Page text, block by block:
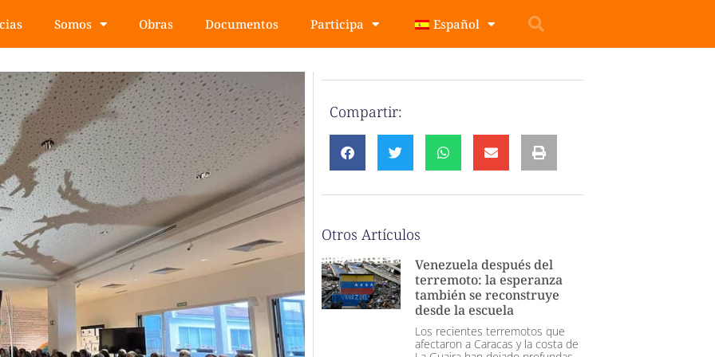
Somos Obras Documentos Participa Español
Compartir:
Otros Artículos
Venezuela después del
terremoto: la esperanza
también se reconstruye
desde la escuela
Los recientes terremotos que
afectaron a Caracas y la costa de